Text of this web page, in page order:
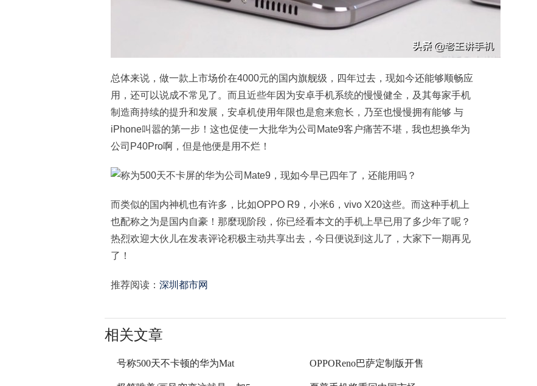
总体来说，做一款上市场价在4000元的国内旗舰级，四年过去，现如今还能够顺畅应
用，还可以说成不常见了。而且近些年因为安卓手机系统的慢慢健全，及其每家手机
制造商持续的提升和发展，安卓机使用年限也是愈来愈长，乃至也慢慢拥有能够 与
iPhone叫嚣的第一步！这也促使一大批华为公司Mate9客户痛苦不堪，我也想换华为
公司P40Pro啊，但是他便是用不烂！
而类似的国内神机也有许多，比如OPPO R9，小米6，vivo X20这些。而这种手机上
也配称之为是国内自豪！那麼现阶段，你已经看本文的手机上早已用了多少年了呢？
热烈欢迎大伙儿在发表评论积极主动共享出去，今日便说到这儿了，大家下一期再见
了！
推荐阅读： 深圳都市网
相关文章
号称500天不卡顿的华为Mat OPPOReno巴萨定制版开售